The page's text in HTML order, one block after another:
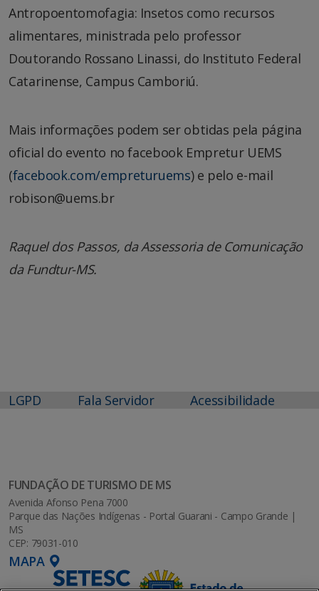
Antropoentomofagia: Insetos como recursos
alimentares, ministrada pelo professor
Doutorando Rossano Linassi, do Instituto Federal
Catarinense, Campus Camboriú.
Mais informações podem ser obtidas pela página
oficial do evento no facebook Empretur UEMS
(facebook.com/empreturuems) e pelo e-mail
robison@uems.br
Raquel dos Passos, da Assessoria de Comunicação
da Fundtur-MS.
LGPD Fala Servidor Acessibilidade
FUNDAÇÃO DE TURISMO DE MS
Avenida Afonso Pena 7000
Parque das Nações Indígenas - Portal Guarani - Campo Grande |
MS
CEP: 79031-010
MAPA